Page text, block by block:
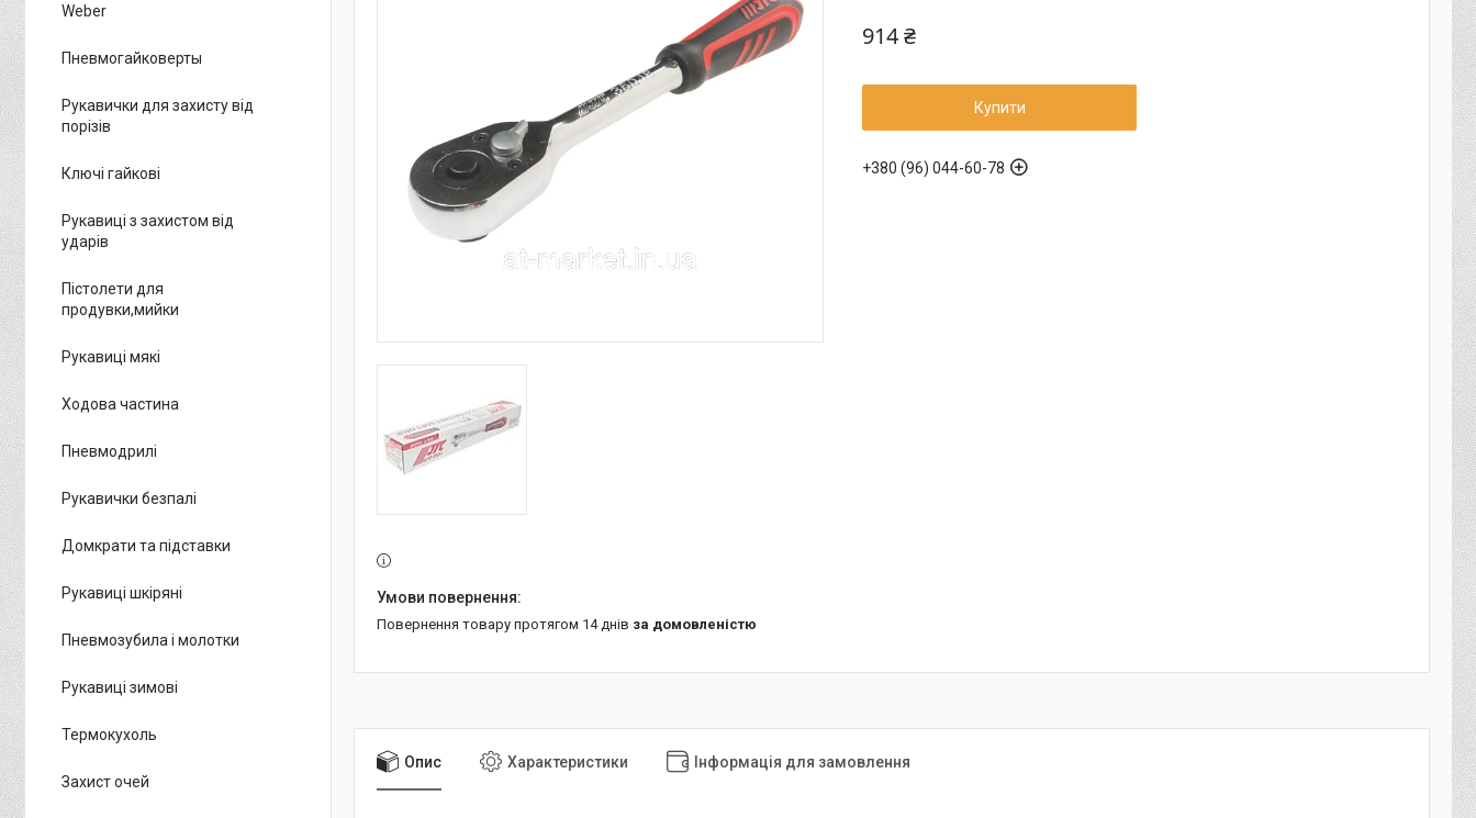
914 ₴
Купити
+380 (96) 044-60-78
повернення товару протягом 14 днів за домовленістю
Опис Характеристики Інформація для замовлення
Weber
Пневмогайковерты
Рукавички для захисту від
порізів
Ключі гайкові
Рукавиці з захистом від
ударів
Пістолети для
продувки,мийки
Рукавиці мякі
Ходова частина
Пневмодрилі
Рукавички безпалі
Домкрати та підставки
Рукавиці шкіряні
Пневмозубила і молотки
Рукавиці зимові
Термокухоль
Захист очей